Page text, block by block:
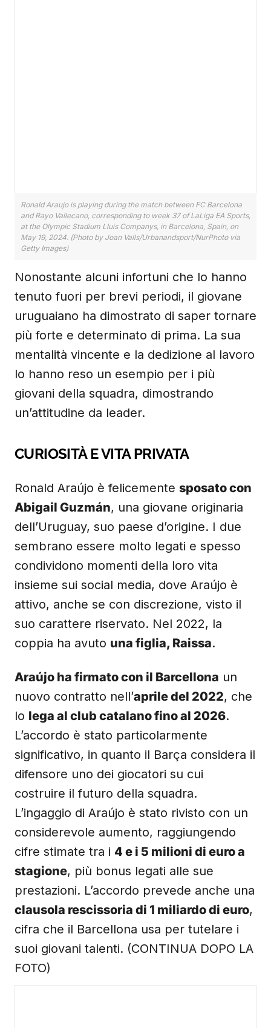
Ronald Araujo is playing during the match between FC Barcelona
and Rayo Vallecano, corresponding to week 37 of LaLiga EA Sports,
at the Olympic Stadium Lluis Companys, in Barcelona, Spain, on
May 19, 2024. (Photo by Joan Valls/Urbanandsport/NurPhoto via
Getty Images)
Nonostante alcuni infortuni che lo hanno
tenuto fuori per brevi periodi, il giovane
uruguaiano ha dimostrato di saper tornare
più forte e determinato di prima. La sua
mentalità vincente e la dedizione al lavoro
lo hanno reso un esempio per i più
giovani della squadra, dimostrando
un’attitudine da leader.
CURIOSITÀ E VITA PRIVATA
Ronald Araújo è felicemente sposato con
Abigail Guzmán, una giovane originaria
dell’Uruguay, suo paese d’origine. I due
sembrano essere molto legati e spesso
condividono momenti della loro vita
insieme sui social media, dove Araújo è
attivo, anche se con discrezione, visto il
suo carattere riservato. Nel 2022, la
coppia ha avuto una figlia, Raissa.
Araújo ha firmato con il Barcellona un
nuovo contratto nell’aprile del 2022, che
lo lega al club catalano fino al 2026.
L’accordo è stato particolarmente
significativo, in quanto il Barça considera il
difensore uno dei giocatori su cui
costruire il futuro della squadra.
L’ingaggio di Araújo è stato rivisto con un
considerevole aumento, raggiungendo
cifre stimate tra i 4 e i 5 milioni di euro a
stagione, più bonus legati alle sue
prestazioni. L’accordo prevede anche una
clausola rescissoria di 1 miliardo di euro,
cifra che il Barcellona usa per tutelare i
suoi giovani talenti. (CONTINUA DOPO LA
FOTO)